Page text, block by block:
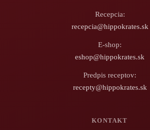
Recepcia:
recepcia@hippokrates.sk
E-shop:
eshop@hippokrates.sk
Predpis receptov:
recepty@hippokrates.sk
KONTAKT